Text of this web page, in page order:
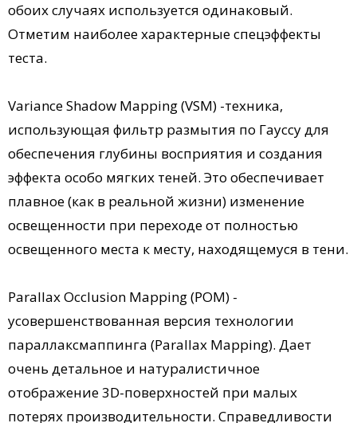
обоих случаях используется одинаковый.
Отметим наиболее характерные спецэффекты
теста.
Variance Shadow Mapping (VSM) -техника,
использующая фильтр размытия по Гауссу для
обеспечения глубины восприятия и создания
эффекта особо мягких теней. Это обеспечивает
плавное (как в реальной жизни) изменение
освещенности при переходе от полностью
освещенного места к месту, находящемуся в тени.
Parallax Occlusion Mapping (POM) -
усовершенствованная версия технологии
параллаксмаппинга (Parallax Mapping). Дает
очень детальное и натуралистичное
отображение 3D-поверхностей при малых
потерях производительности. Справедливости